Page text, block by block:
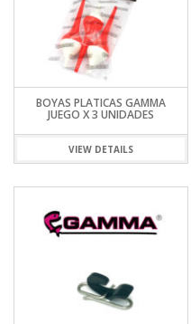
BOYAS PLATICAS GAMMA
JUEGO X 3 UNIDADES
VIEW DETAILS